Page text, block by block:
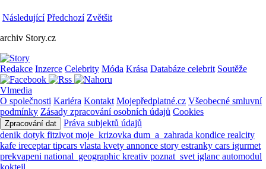
Následující Předchozí Zvětšit
archiv Story.cz
Redakce Inzerce Celebrity Móda Krása Databáze celebrit Soutěže
Vlmedia
O společnosti Kariéra Kontakt Mojepředplatné.cz Všeobecné smluvní
podmínky Zásady zpracování osobních údajů Cookies
Zpracování dat
Práva subjektů údajů
denik dotyk fitzivot moje_krizovka dum_a_zahrada kondice realcity
kafe ireceptartipcars vlasta kvety annonce story estranky cars igurmet
prekvapeni national_geographic kreativ poznat_svet iglanc automodul
koktejl